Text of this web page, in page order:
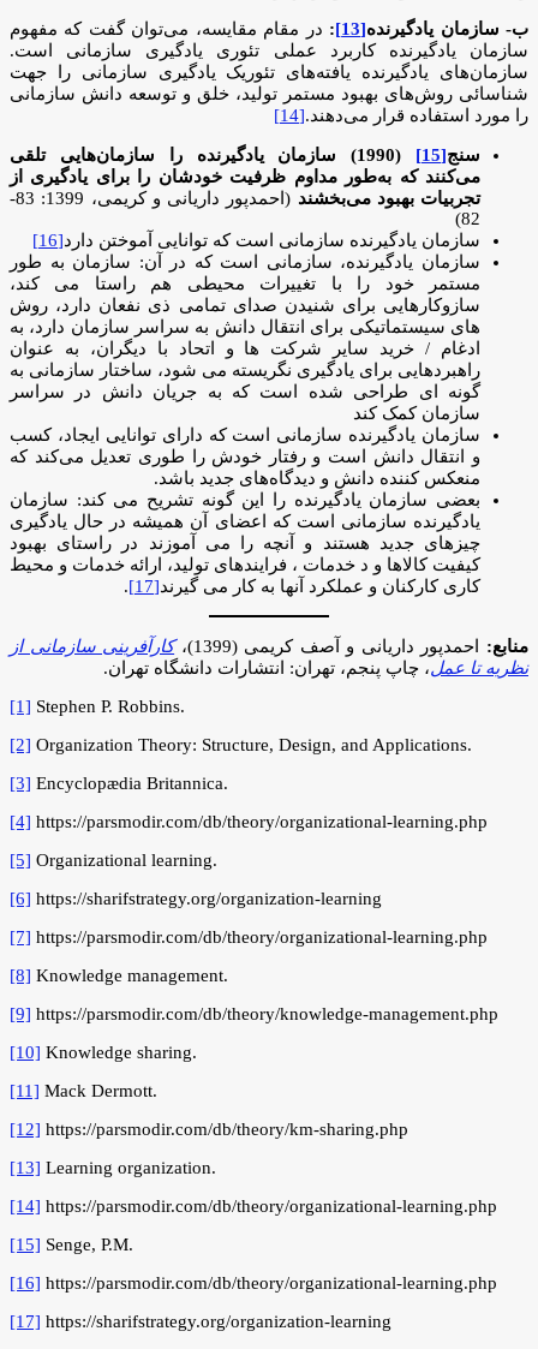
ب- سازمان یادگیرنده[13]
: در مقام مقایسه، می‌توان گفت که مفهوم
سازمان یادگیرنده کاربرد عملی تئوری یادگیری سازمانی است.
سازمان‌های یادگیرنده یافته‌های تئوریک یادگیری سازمانی را جهت
شناسائی روش‌های بهبود مستمر تولید، خلق و توسعه دانش سازمانی
را مورد استفاده قرار می‌دهند.[14]
سنج[15]
(1990)
سازمان یادگیرنده را سازمان‌هایی تلقی
می‌کنند که به‌طور مداوم ظرفیت خودشان را برای یادگیری از
تجربیات بهبود می‌بخشند
(احمدپور داریانی و کریمی، 1399: 83-
82)
سازمان یادگیرنده سازمانی است که توانایی آموختن دارد[16]
سازمان یادگیرنده، سازمانی است که در آن: سازمان به طور
مستمر خود را با تغییرات محیطی هم راستا می کند،
سازوکارهایی برای شنیدن صدای تمامی ذی نفعان دارد، روش
های سیستماتیکی برای انتقال دانش به سراسر سازمان دارد، به
ادغام / خرید سایر شرکت ها و اتحاد با دیگران، به عنوان
راهبردهایی برای یادگیری نگریسته می شود، ساختار سازمانی به
گونه ای طراحی شده است که به جریان دانش در سراسر
سازمان کمک کند
سازمان یادگیرنده سازمانی است که دارای توانایی ایجاد، کسب
و انتقال دانش است و رفتار خودش را طوری تعدیل می‌کند که
منعکس کننده دانش و دیدگاه‌های جدید باشد.
بعضی سازمان یادگیرنده را این گونه تشریح می کند: سازمان
یادگیرنده سازمانی است که اعضای آن همیشه در حال یادگیری
چیزهای جدید هستند و آنچه را می آموزند در راستای بهبود
کیفیت کالاها و د خدمات ، فرایندهای تولید، ارائه خدمات و محیط
کاری کارکنان و عملکرد آنها به کار می گیرند[17]
.
منابع: احمدپور داریانی و آصف کریمی (1399)،
کارآفرینی سازمانی از
نظریه تا عمل، چاپ پنجم، تهران: انتشارات دانشگاه تهران.
[1] Stephen P. Robbins.
[2] Organization Theory: Structure, Design, and Applications.
[3] Encyclopædia Britannica.
[4] https://parsmodir.com/db/theory/organizational-learning.php
[5] Organizational learning.
[6] https://sharifstrategy.org/organization-learning
[7] https://parsmodir.com/db/theory/organizational-learning.php
[8] Knowledge management.
[9] https://parsmodir.com/db/theory/knowledge-management.php
[10] Knowledge sharing.
[11] Mack Dermott.
[12] https://parsmodir.com/db/theory/km-sharing.php
[13] Learning organization.
[14] https://parsmodir.com/db/theory/organizational-learning.php
[15] Senge, P.M.
[16] https://parsmodir.com/db/theory/organizational-learning.php
[17] https://sharifstrategy.org/organization-learning